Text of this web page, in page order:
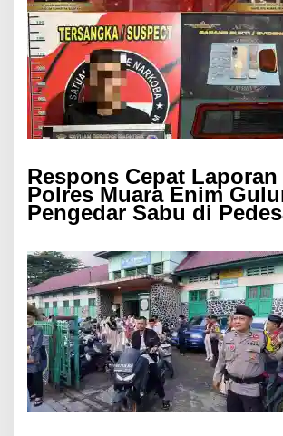
Respons Cepat Laporan
Polres Muara Enim
Pengedar Sabu di